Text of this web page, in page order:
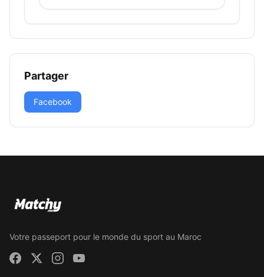
Partager
Facebook
Votre passeport pour le monde du sport au Maroc